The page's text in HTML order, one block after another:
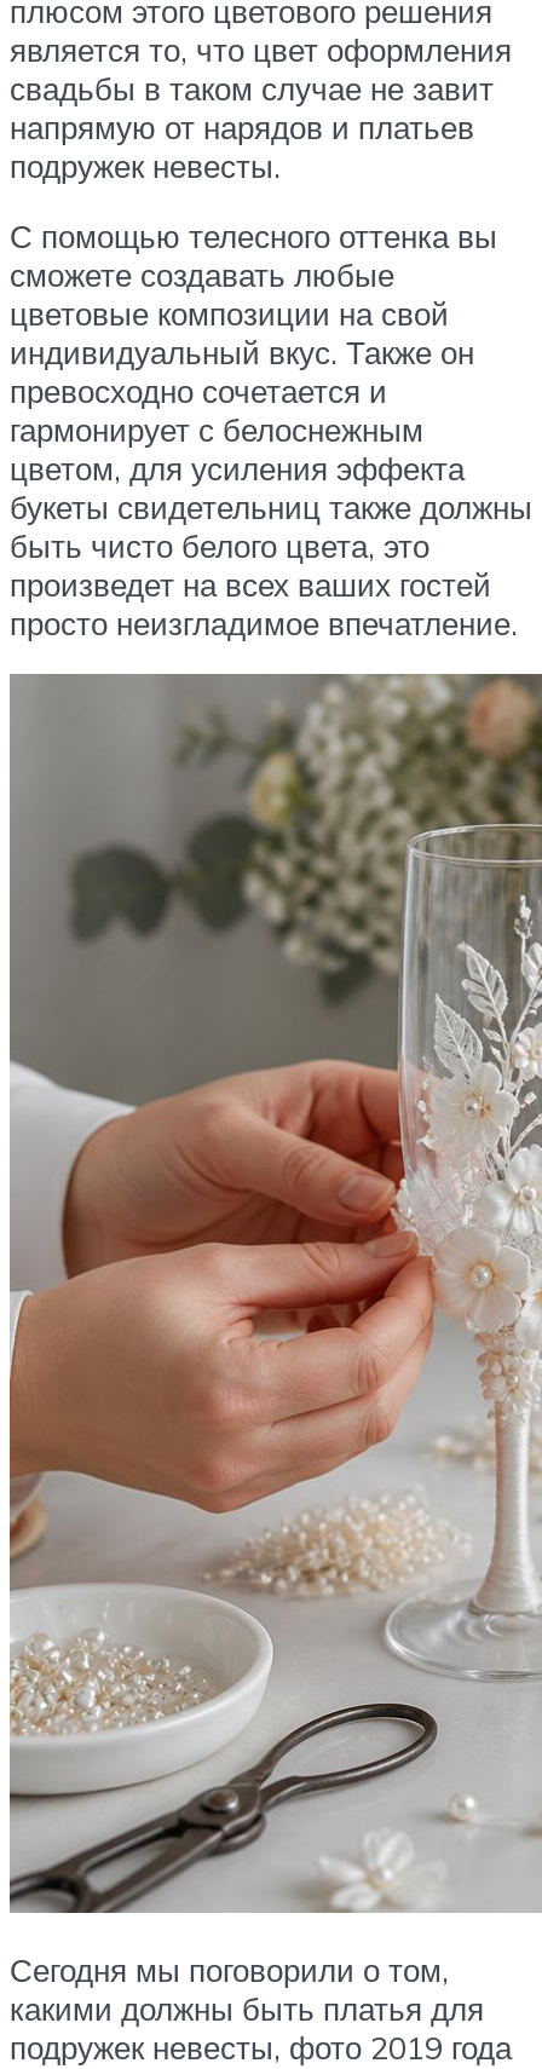
плюсом этого цветового решения
является то, что цвет оформления
свадьбы в таком случае не завит
напрямую от нарядов и платьев
подружек невесты.
С помощью телесного оттенка вы
сможете создавать любые
цветовые композиции на свой
индивидуальный вкус. Также он
превосходно сочетается и
гармонирует с белоснежным
цветом, для усиления эффекта
букеты свидетельниц также должны
быть чисто белого цвета, это
произведет на всех ваших гостей
просто неизгладимое впечатление.
Сегодня мы поговорили о том,
какими должны быть платья для
подружек невесты, фото 2019 года